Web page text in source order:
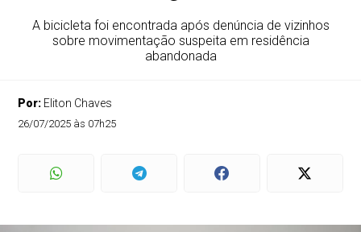
A bicicleta foi encontrada após denúncia de vizinhos
sobre movimentação suspeita em residência
abandonada
Por: Eliton Chaves
26/07/2025 às 07h25